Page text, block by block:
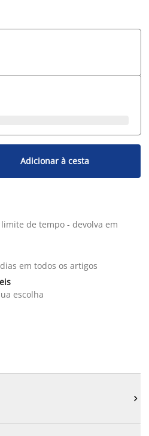
Adicionar à cesta
de tempo - devolva em
em todos os artigos
escolha
